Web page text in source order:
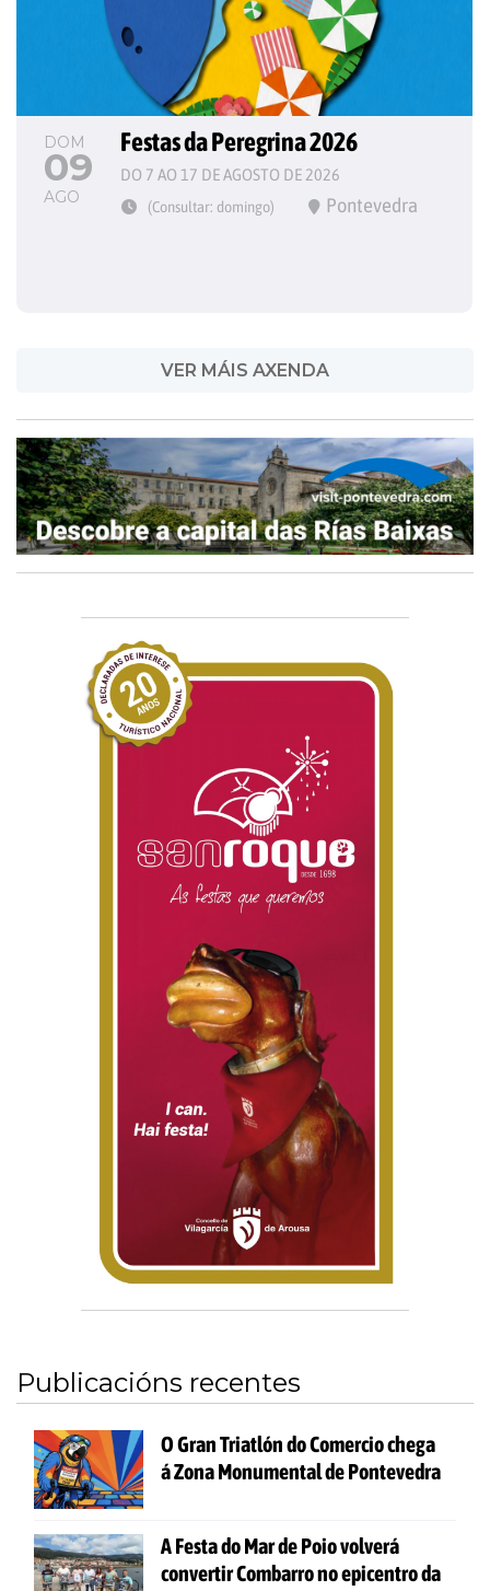
DOM
09
AGO
Festas da Peregrina 2026
DO 7 AO 17 DE AGOSTO DE 2026
(Consultar: domingo) Pontevedra
VER MÁIS AXENDA
Publicacións recentes
O Gran Triatlón do Comercio chega
á Zona Monumental de Pontevedra
A Festa do Mar de Poio volverá
convertir Combarro no epicentro da